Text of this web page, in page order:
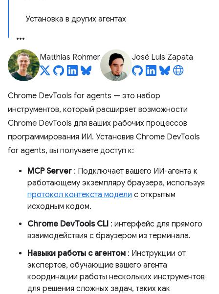
Установка в других агентах
Matthias Rohmer José Luis Zapata
Chrome DevTools for agents — это набор
инструментов, который расширяет возможности
Chrome DevTools для ваших рабочих процессов
программирования ИИ. Установив Chrome DevTools
for agents, вы получаете доступ к:
MCP Server : Подключает вашего ИИ-агента к
работающему экземпляру браузера, используя
протокол контекста модели с открытым
исходным кодом.
Chrome DevTools CLI : интерфейс для прямого
взаимодействия с браузером из терминала.
Навыки работы с агентом : Инструкции от
экспертов, обучающие вашего агента
координации работы нескольких инструментов
для решения сложных задач, таких как